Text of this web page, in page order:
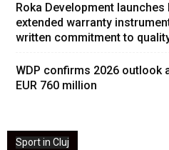
Roka Development
extended warranty
written commitment to
WDP confirms 2026 outlook
EUR 760 million
Sport in Cluj